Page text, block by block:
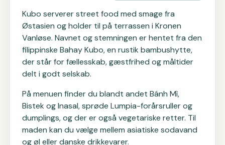
Kubo serverer street food med smage fra
Østasien og holder til på terrassen i Kronen
Vanløse. Navnet og stemningen er hentet fra den
filippinske Bahay Kubo, en rustik bambushytte,
der står for fællesskab, gæstfrihed og måltider
delt i godt selskab.
På menuen finder du blandt andet Bánh Mì,
Bistek og Inasal, sprøde Lumpia-forårsruller og
dumplings, og der er også vegetariske retter. Til
maden kan du vælge mellem asiatiske sodavand
og øl eller danske drikkevarer.